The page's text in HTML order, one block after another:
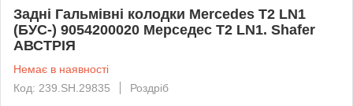
Задні Гальмівні колодки Mercedes T2 LN1
(БУС-) 9054200020 Мерседес T2 LN1. Shafer
АВСТРІЯ
Немає в наявності
Код: 239.SH.29835
Роздріб